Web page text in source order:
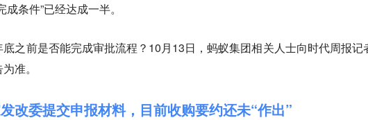
条件”已经达成一半。
之前是否能完成审批流程？10月13日，蚂蚁集团相关人士向时代周报记
准。
改委提交申报材料，目前收购要约还未“作出”